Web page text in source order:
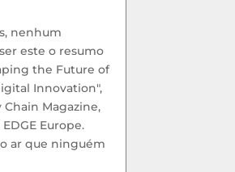
nenhum
este o resumo
the Future of
Innovation",
Magazine,
Europe.
ar que ninguém